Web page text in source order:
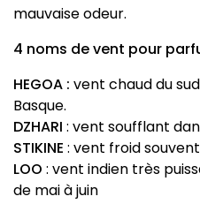
mauvaise odeur.
4 noms de vent pour
HEGOA : vent chaud du
Basque.
DZHARI : vent soufflant
STIKINE : vent froid
LOO : vent indien très
de mai à juin